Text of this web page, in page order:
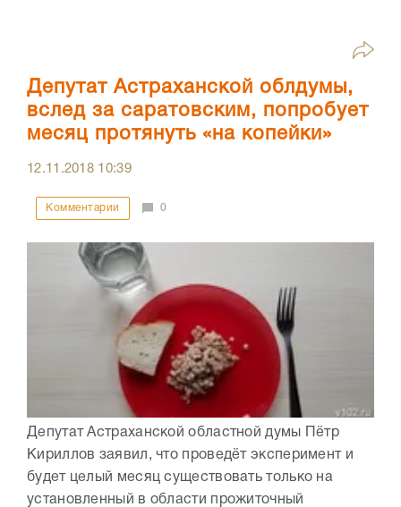
Депутат Астраханской облдумы,
вслед за саратовским, попробует
месяц протянуть «на копейки»
12.11.2018 10:39
Комментарии 0
Депутат Астраханской областной думы Пётр
Кириллов заявил, что проведёт эксперимент и
будет целый месяц существовать только на
установленный в области прожиточный